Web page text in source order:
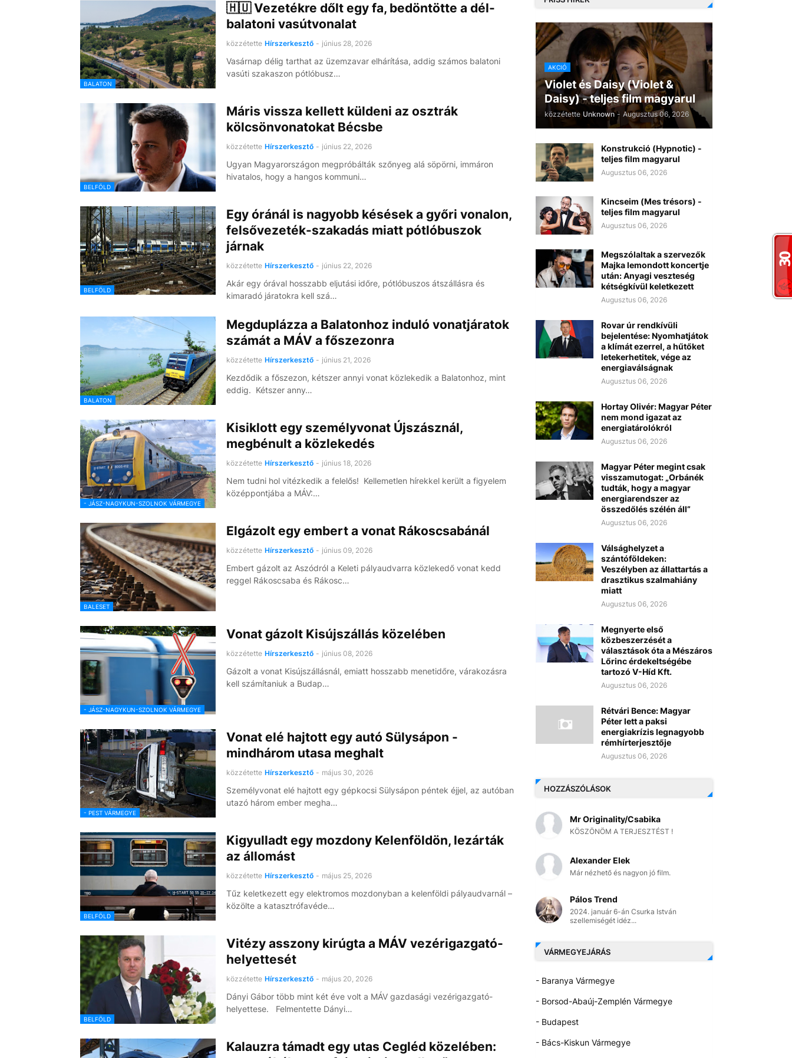
BALATON
🇭🇺 Vezetékre dőlt egy fa, bedöntötte a dél-
balatoni vasútvonalat
közzétette Hírszerkesztő - június 28, 2026
Vasárnap délig tarthat az üzemzavar elhárítása, addig számos balatoni
vasúti szakaszon pótlóbusz…
BELFÖLD
Máris vissza kellett küldeni az osztrák
kölcsönvonatokat Bécsbe
közzétette Hírszerkesztő - június 22, 2026
Ugyan Magyarországon megpróbálták szőnyeg alá söpörni, immáron
hivatalos, hogy a hangos kommuni…
BELFÖLD
Egy óránál is nagyobb késések a győri vonalon,
felsővezeték-szakadás miatt pótlóbuszok
járnak
közzétette Hírszerkesztő - június 22, 2026
Akár egy órával hosszabb eljutási időre, pótlóbuszos átszállásra és
kimaradó járatokra kell szá…
BALATON
Megduplázza a Balatonhoz induló vonatjáratok
számát a MÁV a főszezonra
közzétette Hírszerkesztő - június 21, 2026
Kezdődik a főszezon, kétszer annyi vonat közlekedik a Balatonhoz, mint
eddig. Kétszer anny…
- JÁSZ-NAGYKUN-SZOLNOK VÁRMEGYE
Kisiklott egy személyvonat Újszásznál,
megbénult a közlekedés
közzétette Hírszerkesztő - június 18, 2026
Nem tudni hol vitézkedik a felelős! Kellemetlen hírekkel került a figyelem
középpontjába a MÁV:…
BALESET
Elgázolt egy embert a vonat Rákoscsabánál
közzétette Hírszerkesztő - június 09, 2026
Embert gázolt az Aszódról a Keleti pályaudvarra közlekedő vonat kedd
reggel Rákoscsaba és Rákosc…
- JÁSZ-NAGYKUN-SZOLNOK VÁRMEGYE
Vonat gázolt Kisújszállás közelében
közzétette Hírszerkesztő - június 08, 2026
Gázolt a vonat Kisújszállásnál, emiatt hosszabb menetidőre, várakozásra
kell számítaniuk a Budap…
- PEST VÁRMEGYE
Vonat elé hajtott egy autó Sülysápon -
mindhárom utasa meghalt
közzétette Hírszerkesztő - május 30, 2026
Személyvonat elé hajtott egy gépkocsi Sülysápon péntek éjjel, az autóban
utazó három ember megha…
BELFÖLD
Kigyulladt egy mozdony Kelenföldön, lezárták
az állomást
közzétette Hírszerkesztő - május 25, 2026
Tűz keletkezett egy elektromos mozdonyban a kelenföldi pályaudvarnál –
közölte a katasztrófavéde…
BELFÖLD
Vitézy asszony kirúgta a MÁV vezérigazgató-
helyettesét
közzétette Hírszerkesztő - május 20, 2026
Dányi Gábor több mint két éve volt a MÁV gazdasági vezérigazgató-
helyettese. Felmentette Dányi…
Kalauzra támadt egy utas Cegléd közelében:
AKCIÓ
Violet és Daisy (Violet &
Daisy) - teljes film magyarul
közzétette Unknown - Augusztus 06, 2026
Konstrukció (Hypnotic) -
teljes film magyarul
Augusztus 06, 2026
Kincseim (Mes trésors) -
teljes film magyarul
Augusztus 06, 2026
Megszólaltak a szervezők
Majka lemondott koncertje
után: Anyagi veszteség
kétségkívül keletkezett
Augusztus 06, 2026
Rovar úr rendkívüli
bejelentése: Nyomhatjátok
a klímát ezerrel, a hűtőket
letekerhetitek, vége az
energiaválságnak
Augusztus 06, 2026
Hortay Olivér: Magyar Péter
nem mond igazat az
energiatárolókról
Augusztus 06, 2026
Magyar Péter megint csak
visszamutogat: „Orbánék
tudták, hogy a magyar
energiarendszer az
összedőlés szélén áll”
Augusztus 06, 2026
Válsághelyzet a
szántóföldeken:
Veszélyben az állattartás a
drasztikus szalmahiány
miatt
Augusztus 06, 2026
Megnyerte első
közbeszerzését a
választások óta a Mészáros
Lőrinc érdekeltségébe
tartozó V-Híd Kft.
Augusztus 06, 2026
Rétvári Bence: Magyar
Péter lett a paksi
energiakrízis legnagyobb
rémhírterjesztője
Augusztus 06, 2026
HOZZÁSZÓLÁSOK
Mr Originality/Csabika
KÖSZÖNÖM A TERJESZTÉST !
Alexander Elek
Már nézhető és nagyon jó film.
Pálos Trend
2024. január 6-án Csurka István
szellemiségét idéz...
VÁRMEGYEJÁRÁS
- Baranya Vármegye
- Borsod-Abaúj-Zemplén Vármegye
- Budapest
- Bács-Kiskun Vármegye